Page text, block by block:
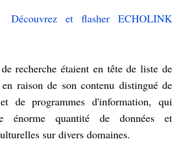
Découvrez et flasher ECHOLINK
recherche étaient en tête de liste de
en raison de son contenu distingué de
de programmes d'information, qui
énorme quantité de données et
sur divers domaines.